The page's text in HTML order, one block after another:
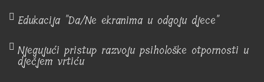
Edukacija "Da/Ne ekranima u odgoju djece"
Njegujući pristup razvoju psihološke otpornosti u
dječjem vrtiću